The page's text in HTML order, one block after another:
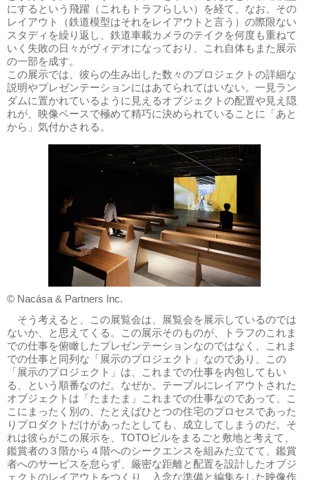
にするという飛躍（これもトラフらしい）を経て、なお、その
レイアウト（鉄道模型はそれをレイアウトと言う）の際限ない
スタディを繰り返し、鉄道車載カメラのテイクを何度も重ねて
いく失敗の日々がヴィデオになっており、これ自体もまた展示
の一部を成す。
この展示では、彼らの生み出した数々のプロジェクトの詳細な
説明やプレゼンテーションにはあてられてはいない。一見ラン
ダムに置かれているように見えるオブジェクトの配置や見え隠
れが、映像ベースで極めて精巧に決められていることに「あと
から」気付かされる。
© Nacása & Partners Inc.
そう考えると、この展覧会は、展覧会を展示しているのでは
ないか、と思えてくる。この展示そのものが、トラフのこれま
での仕事を俯瞰したプレゼンテーションなのではなく、これま
での仕事と同列な「展示のプロジェクト」なのであり、この
「展示のプロジェクト」は、これまでの仕事を内包してもい
る、という順番なのだ。なぜか。テーブルにレイアウトされた
オブジェクトは「たまたま」これまでの仕事なのであって、こ
こにまったく別の、たとえばひとつの住宅のプロセスであった
りプロダクトだけがあったとしても、成立してしまうのだ。そ
れは彼らがこの展示を、TOTOビルをまるごと敷地と考えて、
鑑賞者の３階から４階へのシークエンスを組みた立てて、鑑賞
者へのサービスを怠らず、厳密な距離と配置を設計したオブジ
ェクトのレイアウトをつくり、入念な準備と編集をした映像作